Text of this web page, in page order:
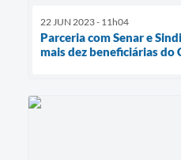
22 JUN 2023 - 11h04
Parceria com Senar e
mais dez beneficiárias do